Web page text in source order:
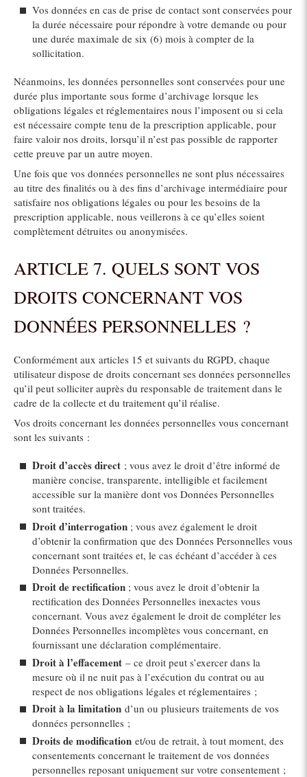
Vos données en cas de prise de contact sont conservées pour
la durée nécessaire pour répondre à votre demande ou pour
une durée maximale de six (6) mois à compter de la
sollicitation.
Néanmoins, les données personnelles sont conservées pour une
durée plus importante sous forme d’archivage lorsque les
obligations légales et réglementaires nous l’imposent ou si cela
est nécessaire compte tenu de la prescription applicable, pour
faire valoir nos droits, lorsqu’il n’est pas possible de rapporter
cette preuve par un autre moyen.
Une fois que vos données personnelles ne sont plus nécessaires
au titre des finalités ou à des fins d’archivage intermédiaire pour
satisfaire nos obligations légales ou pour les besoins de la
prescription applicable, nous veillerons à ce qu’elles soient
complètement détruites ou anonymisées.
ARTICLE 7. QUELS SONT VOS
DROITS CONCERNANT VOS
DONNÉES PERSONNELLES ?
Conformément aux articles 15 et suivants du RGPD, chaque
utilisateur dispose de droits concernant ses données personnelles
qu’il peut solliciter auprès du responsable de traitement dans le
cadre de la collecte et du traitement qu’il réalise.
Vos droits concernant les données personnelles vous concernant
sont les suivants :
Droit d’accès direct ; vous avez le droit d’être informé de
manière concise, transparente, intelligible et facilement
accessible sur la manière dont vos Données Personnelles
sont traitées.
Droit d’interrogation ; vous avez également le droit
d’obtenir la confirmation que des Données Personnelles vous
concernant sont traitées et, le cas échéant d’accéder à ces
Données Personnelles.
Droit de rectification ; vous avez le droit d’obtenir la
rectification des Données Personnelles inexactes vous
concernant. Vous avez également le droit de compléter les
Données Personnelles incomplètes vous concernant, en
fournissant une déclaration complémentaire.
Droit à l’effacement – ce droit peut s’exercer dans la
mesure où il ne nuit pas à l’exécution du contrat ou au
respect de nos obligations légales et réglementaires ;
Droit à la limitation d’un ou plusieurs traitements de vos
données personnelles ;
Droits de modification et/ou de retrait, à tout moment, des
consentements concernant le traitement de vos données
personnelles reposant uniquement sur votre consentement ;